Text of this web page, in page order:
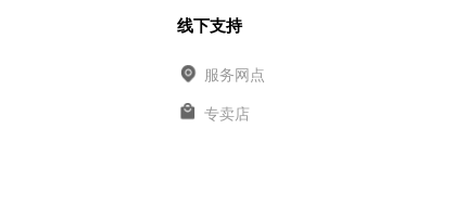
线下支持
服务网点
专卖店